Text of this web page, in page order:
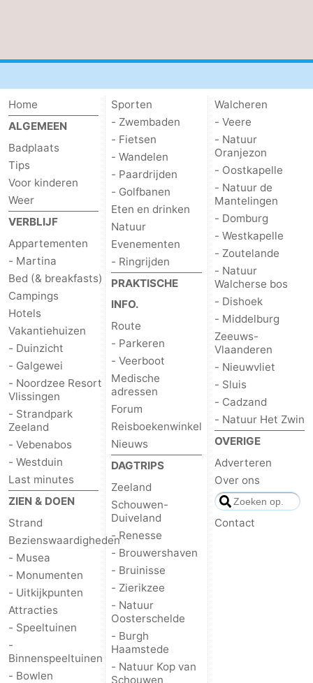
Home
ALGEMEEN
Badplaats
Tips
Voor kinderen
Weer
VERBLIJF
Appartementen
- Martina
Bed (& breakfasts)
Campings
Hotels
Vakantiehuizen
- Duinzicht
- Galgewei
- Noordzee Resort
Vlissingen
- Strandpark
Zeeland
- Vebenabos
- Westduin
Last minutes
ZIEN & DOEN
Strand
Bezienswaardigheden
- Musea
- Monumenten
- Uitkijkpunten
Attracties
- Speeltuinen
-
Binnenspeeltuinen
- Bowlen
Sporten
- Zwembaden
- Fietsen
- Wandelen
- Paardrijden
- Golfbanen
Eten en drinken
Natuur
Evenementen
- Ringrijden
PRAKTISCHE
INFO.
Route
- Parkeren
- Veerboot
Medische
adressen
Forum
Reisboekenwinkel
Nieuws
DAGTRIPS
Zeeland
Schouwen-
Duiveland
- Renesse
- Brouwershaven
- Bruinisse
- Zierikzee
- Natuur
Oosterschelde
- Burgh
Haamstede
- Natuur Kop van
Schouwen
Walcheren
- Veere
- Natuur
Oranjezon
- Oostkapelle
- Natuur de
Mantelingen
- Domburg
- Westkapelle
- Zoutelande
- Natuur
Walcherse bos
- Dishoek
- Middelburg
Zeeuws-
Vlaanderen
- Nieuwvliet
- Sluis
- Cadzand
- Natuur Het Zwin
OVERIGE
Adverteren
Over ons
Contact